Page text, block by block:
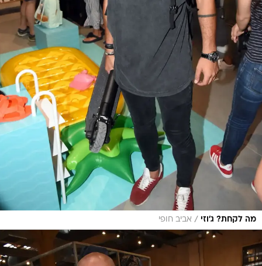
מה לקחת? ג'וזי / אביב חופי